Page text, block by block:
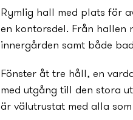
Rymlig hall med plats för
en kontorsdel. Från hallen
innergården samt både
Fönster åt tre håll, en
med utgång till den stora
är välutrustat med alla som